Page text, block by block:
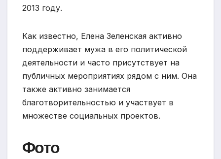
2013 году.
Как известно, Елена Зеленская активно
поддерживает мужа в его политической
деятельности и часто присутствует на
публичных мероприятиях рядом с ним. Она
также активно занимается
благотворительностью и участвует в
множестве социальных проектов.
Фото